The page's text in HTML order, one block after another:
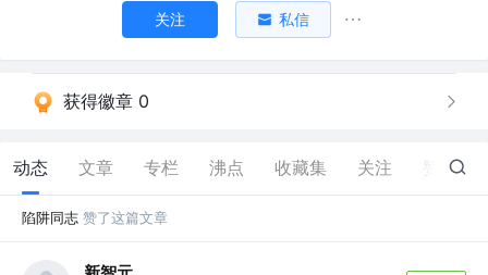
关注 私信
获得徽章 0
动态 文章 专栏 沸点 收藏集 关注 13
陷阱同志 赞了这篇文章